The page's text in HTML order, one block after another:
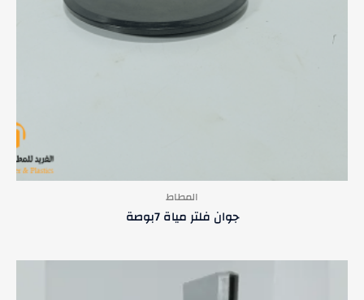
المطاط
جوان فلتر مياة 7بوصة